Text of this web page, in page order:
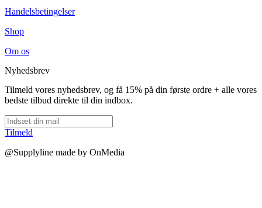
Handelsbetingelser
Shop
Om os
Nyhedsbrev
Tilmeld vores nyhedsbrev, og få 15% på din første ordre + alle vores
bedste tilbud direkte til din indbox.
Tilmeld
@Supplyline made by OnMedia